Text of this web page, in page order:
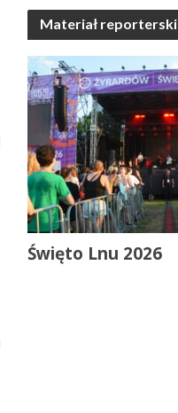
Materiał reporterski
Święto Lnu 2026